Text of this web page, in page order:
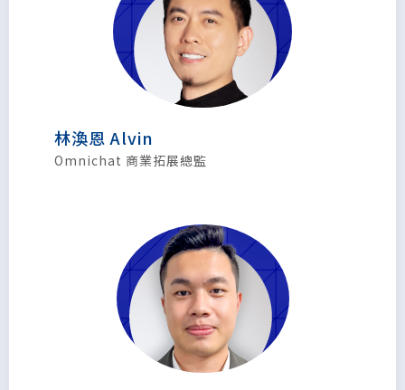
林渙恩 Alvin
Omnichat 商業拓展總監